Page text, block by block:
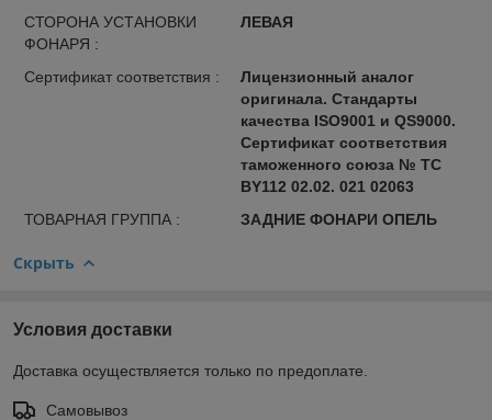
СТОРОНА УСТАНОВКИ
ФОНАРЯ :
ЛЕВАЯ
Сертификат соответствия :
Лицензионный аналог
оригинала. Стандарты
качества ISO9001 и QS9000.
Сертификат соответствия
таможенного союза № ТС
BY112 02.02. 021 02063
ТОВАРНАЯ ГРУППА :
ЗАДНИЕ ФОНАРИ ОПЕЛЬ
Скрыть
Условия доставки
Доставка осуществляется только по предоплате.
Самовывоз